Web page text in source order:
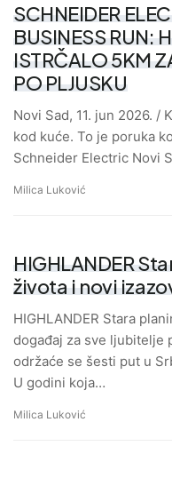
SCHNEIDER
BUSINESS RUN:
ISTRČALO 5KM
PO PLJUSKU
Novi Sad, 11. jun 2026. /
kod kuće. To je poruka
Schneider Electric Novi
Milica Luković
HIGHLANDER
života i novi
HIGHLANDER Stara
događaj za sve ljubitelje
održaće se šesti put u
U godini koja…
Milica Luković